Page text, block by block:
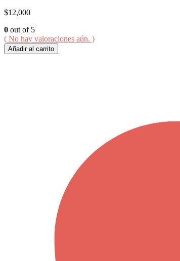
$12,000
0 out of 5
( No hay valoraciones aún. )
Añadir al carrito